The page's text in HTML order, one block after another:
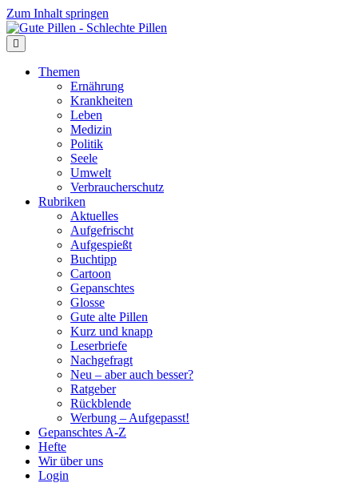
Zum Inhalt springen
Themen
Ernährung
Krankheiten
Leben
Medizin
Politik
Seele
Umwelt
Verbraucherschutz
Rubriken
Aktuelles
Aufgefrischt
Aufgespießt
Buchtipp
Cartoon
Gepanschtes
Glosse
Gute alte Pillen
Kurz und knapp
Leserbriefe
Nachgefragt
Neu – aber auch besser?
Ratgeber
Rückblende
Werbung – Aufgepasst!
Gepanschtes A-Z
Hefte
Wir über uns
Login